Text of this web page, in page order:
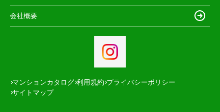
会社概要
マンションカタログ 利用規約 プライバシーポリシー
サイトマップ